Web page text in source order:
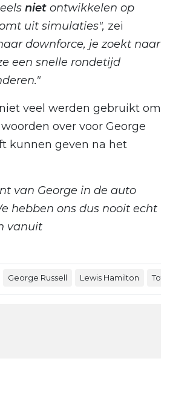
niet ontwikkelen op
uit simulaties", zei
downforce, je zoekt naar
een snelle rondetijd
veel werden gebruikt om
over voor George
kunnen geven na het
van George in de auto
hebben ons dus nooit echt
vanuit
George Russell Lewis Hamilton Toto Wolff